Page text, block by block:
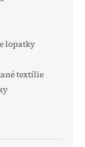
lopatky
textílie